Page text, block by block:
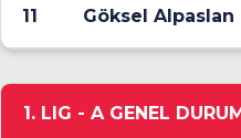
11 Göksel Alpaslan
1. LIG - A GENEL